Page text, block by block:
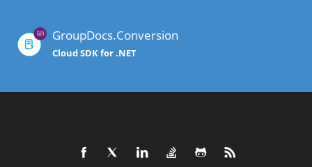
GroupDocs.Conversion
Cloud SDK for .NET